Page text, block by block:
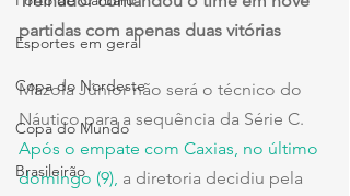
Esportes em geral
Copa do Nordeste
Copa do Mundo
Brasileirão
partidas com apenas duas vitórias
Mazola Júnior não será o técnico do
Náutico para a sequência da Série C.
Após o empate com Caxias, no último
domingo (9), a diretoria decidiu pela